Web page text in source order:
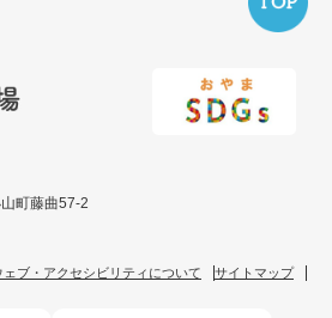
町藤曲57-2
ェブ・アクセシビリティについて
サイトマップ